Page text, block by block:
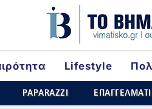
Lifestyle
PAPARAZZI